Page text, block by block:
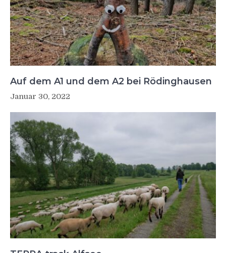
Auf dem A1 und dem A2 bei Rödinghausen
Januar 30, 2022